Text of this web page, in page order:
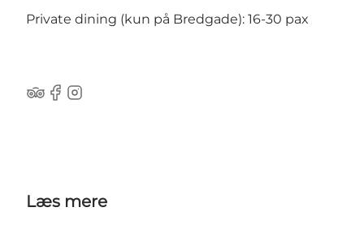
Private dining (kun på Bredgade): 16-30 pax
Tripadvisor
Facebook
Instagram
Læs mere